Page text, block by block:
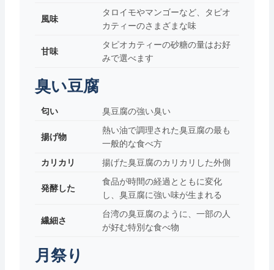
風味
タロイモやマンゴーなど、タピオ
カティーのさまざまな味
甘味
タピオカティーの砂糖の量はお好
みで選べます
臭い豆腐
匂い 臭豆腐の強い臭い
揚げ物
熱い油で調理された臭豆腐の最も
一般的な食べ方
カリカリ
揚げた臭豆腐のカリカリした外側
発酵した
食品が時間の経過とともに変化
し、臭豆腐に強い味が生まれる
繊細さ
台湾の臭豆腐のように、一部の人
が好む特別な食べ物
月祭り